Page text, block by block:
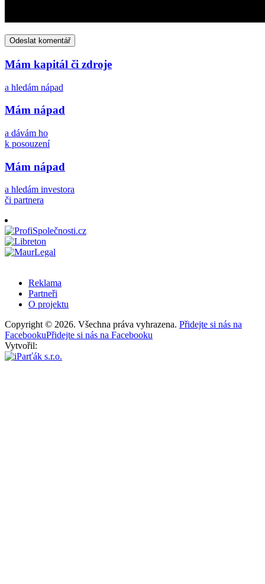
Mám kapitál či zdroje
a hledám nápad
Mám nápad
a dávám ho
k posouzení
Mám nápad
a hledám investora
či partnera
Reklama
Partneři
O projektu
Copyright © 2026. Všechna práva vyhrazena. Přidejte si nás na
FacebookuPřidejte si nás na Facebooku
Vytvořil: